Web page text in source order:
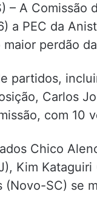
– A
a PEC da
perdão
partidos,
Carlos
com 10
Chico
Kim
SC) se